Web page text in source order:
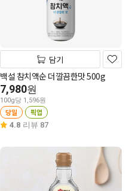
담기
백설 참치액순 더깔끔한맛 500g
7,980원
100g당 1,596원
당일 픽업
4.8 리뷰 87